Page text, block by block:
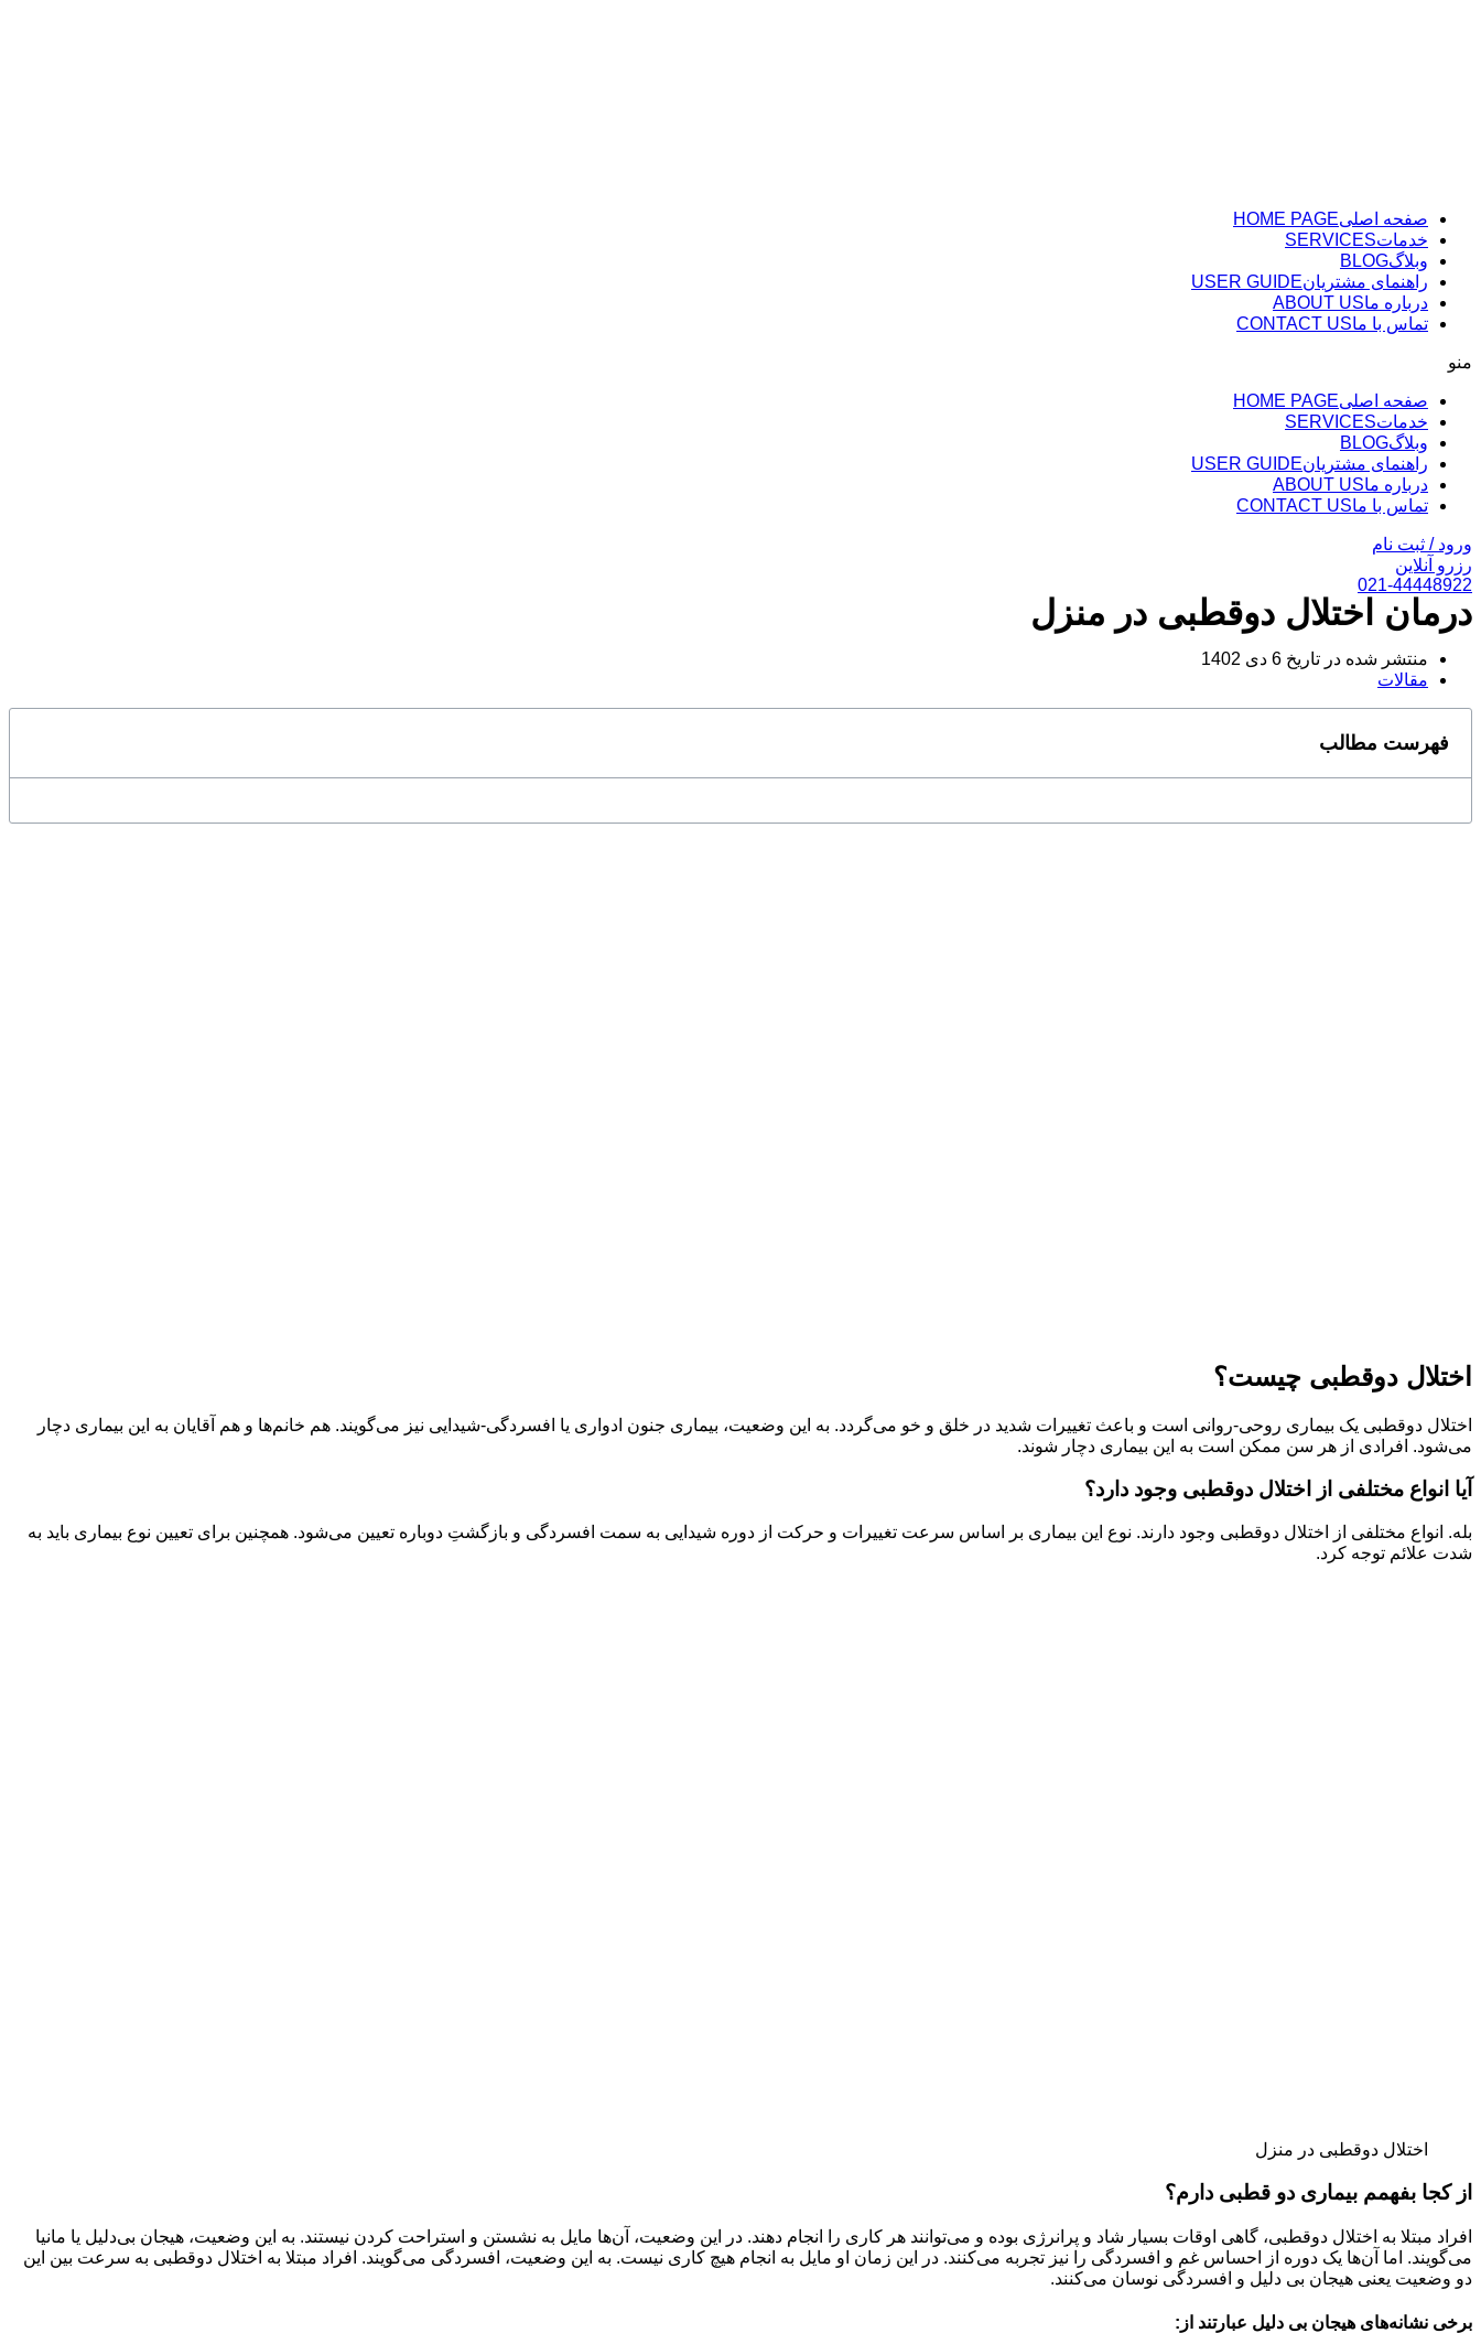
صفحه اصلیHOME PAGE
خدماتSERVICES
وبلاگBLOG
راهنمای مشتریانUSER GUIDE
درباره ماABOUT US
تماس با ماCONTACT US
منو
صفحه اصلیHOME PAGE
خدماتSERVICES
وبلاگBLOG
راهنمای مشتریانUSER GUIDE
درباره ماABOUT US
تماس با ماCONTACT US
ورود / ثبت نام
رزرو آنلاین
021-44448922
درمان اختلال دوقطبی در منزل
منتشر شده در تاریخ
مقالات
فهرست مطالب
اختلال دوقطبی چیست؟
اختلال دوقطبی یک بیماری روحی-روانی است و باعث تغییرات شدید در خلق و خو می‌گردد. به این وضعیت، بیماری جنون ادواری یا افسردگی-شیدایی نیز می‌گویند. هم خانم‌ها و هم آقایان به این بیماری دچار
می‌شود. افرادی از هر سن ممکن است به این بیماری دچار شوند.
آیا انواع مختلفی از اختلال دوقطبی وجود دارد؟
بله. انواع مختلفی از اختلال دوقطبی وجود دارند. نوع این بیماری بر اساس سرعت تغییرات و حرکت از دوره شیدایی به سمت افسردگی و بازگشتِ دوباره تعیین می‌شود. همچنین برای تعیین نوع بیماری باید به
شدت علائم توجه کرد.
اختلال دوقطبی در منزل
از کجا بفهمم بیماری دو قطبی دارم؟
افراد مبتلا به اختلال دوقطبی، گاهی اوقات بسیار شاد و پرانرژی بوده و می‌توانند هر کاری را انجام دهند. در این وضعیت، آن‌ها مایل به نشستن و استراحت کردن نیستند. به این وضعیت، هیجان بی‌دلیل یا مانیا
می‌گویند. اما آن‌ها یک دوره از احساس غم و افسردگی را نیز تجربه می‌کنند. در این زمان او مایل به انجام هیچ کاری نیست. به این وضعیت، افسردگی می‌گویند. افراد مبتلا به اختلال دوقطبی به سرعت بین این
دو وضعیت یعنی هیجان بی دلیل و افسردگی نوسان می‌کنند.
برخی نشانه‌های هیجان بی دلیل عبارتند از: